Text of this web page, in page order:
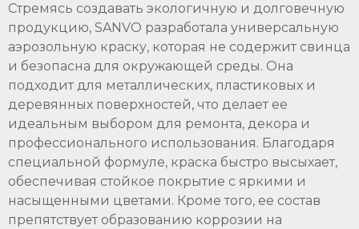
Стремясь создавать экологичную и долговечную
продукцию, SANVO разработала универсальную
аэрозольную краску, которая не содержит свинца
и безопасна для окружающей среды. Она
подходит для металлических, пластиковых и
деревянных поверхностей, что делает ее
идеальным выбором для ремонта, декора и
профессионального использования. Благодаря
специальной формуле, краска быстро высыхает,
обеспечивая стойкое покрытие с яркими и
насыщенными цветами. Кроме того, ее состав
препятствует образованию коррозии на